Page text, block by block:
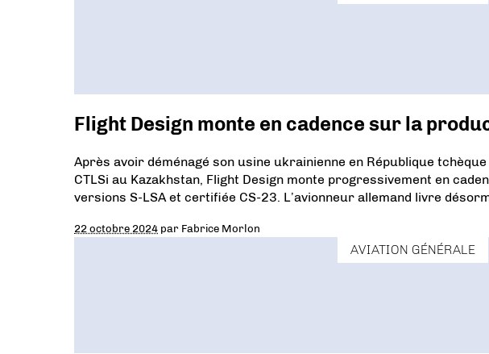
Flight Design monte en cadence sur la
Après avoir déménagé son usine ukrainienne en République
CTLSi au Kazakhstan, Flight Design monte progressivement en
versions S-LSA et certifiée CS-23. L’avionneur allemand livre
22 octobre 2024 par Fabrice Morlon
AVIATION GÉNÉRALE